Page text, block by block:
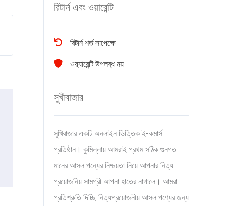
রিটার্ন এবং ওয়ারেন্টি
রিটার্ন শর্ত সাপেক্ষে
ওয়্যারেন্টি উপলব্ধ নয়
সুখীবাজার
সুখিবাজার একটি অনলাইন ভিত্তিক ই-কমার্স
প্রতিষ্ঠান। কুমিল্লায় আমরাই প্রথম সঠিক গুনগত
মানের আসল পন্যের নিশ্চয়তা নিয়ে আপনার নিত্য
প্রয়োজনিয় সামগ্রী আপনা হাতের নাগালে। আমরা
প্রতিশ্রুতি দিচ্ছি নিত্যপ্রয়োজনীয় আসল পণ্যের জন্য